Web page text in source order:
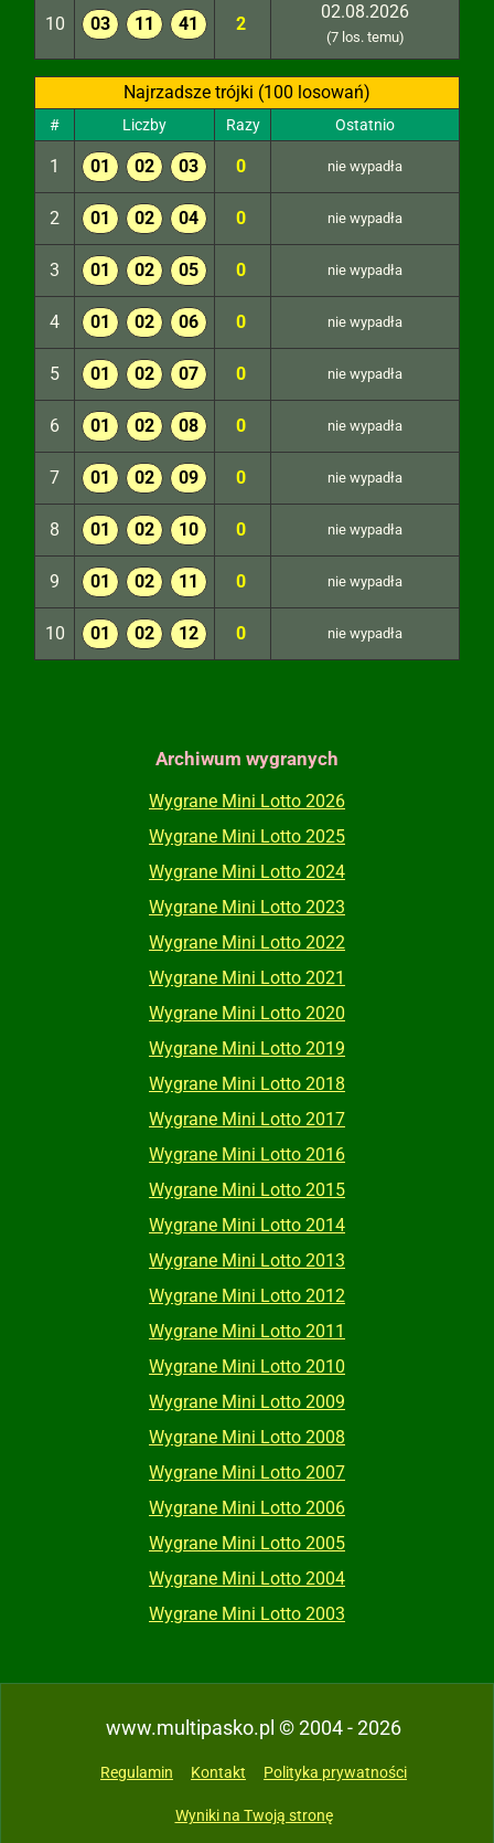
10 03 11 41 2
02.08.2026
(7 los. temu)
Najrzadsze trójki (100 losowań)
# Liczby Razy Ostatnio
1 01 02 03 0 nie wypadła
2 01 02 04 0 nie wypadła
3 01 02 05 0 nie wypadła
4 01 02 06 0 nie wypadła
5 01 02 07 0 nie wypadła
6 01 02 08 0 nie wypadła
7 01 02 09 0 nie wypadła
8 01 02 10 0 nie wypadła
9 01 02 11 0 nie wypadła
10 01 02 12 0 nie wypadła
Archiwum wygranych
Wygrane Mini Lotto 2026
Wygrane Mini Lotto 2025
Wygrane Mini Lotto 2024
Wygrane Mini Lotto 2023
Wygrane Mini Lotto 2022
Wygrane Mini Lotto 2021
Wygrane Mini Lotto 2020
Wygrane Mini Lotto 2019
Wygrane Mini Lotto 2018
Wygrane Mini Lotto 2017
Wygrane Mini Lotto 2016
Wygrane Mini Lotto 2015
Wygrane Mini Lotto 2014
Wygrane Mini Lotto 2013
Wygrane Mini Lotto 2012
Wygrane Mini Lotto 2011
Wygrane Mini Lotto 2010
Wygrane Mini Lotto 2009
Wygrane Mini Lotto 2008
Wygrane Mini Lotto 2007
Wygrane Mini Lotto 2006
Wygrane Mini Lotto 2005
Wygrane Mini Lotto 2004
Wygrane Mini Lotto 2003
www.multipasko.pl © 2004 - 2026
Regulamin Kontakt Polityka prywatności
Wyniki na Twoją stronę